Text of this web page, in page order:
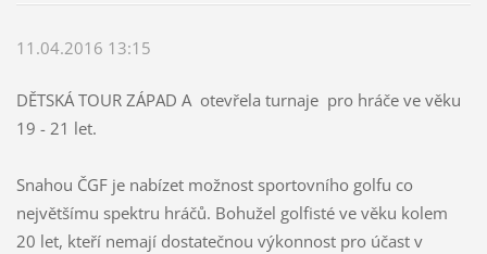
11.04.2016 13:15
DĚTSKÁ TOUR ZÁPAD A otevřela turnaje pro hráče ve věku
19 - 21 let.
Snahou ČGF je nabízet možnost sportovního golfu co
největšímu spektru hráčů. Bohužel golfisté ve věku kolem
20 let, kteří nemají dostatečnou výkonnost pro účast v